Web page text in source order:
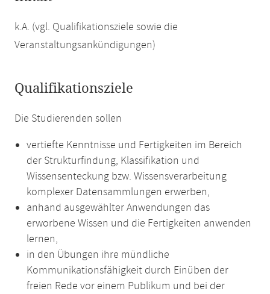
k.A. (vgl. Qualifikationsziele sowie die
Veranstaltungsankündigungen)
Qualifikationsziele
Die Studierenden sollen
vertiefte Kenntnisse und Fertigkeiten im Bereich
der Strukturfindung, Klassifikation und
Wissensenteckung bzw. Wissensverarbeitung
komplexer Datensammlungen erwerben,
anhand ausgewählter Anwendungen das
erworbene Wissen und die Fertigkeiten anwenden
lernen,
in den Übungen ihre mündliche
Kommunikationsfähigkeit durch Einüben der
freien Rede vor einem Publikum und bei der